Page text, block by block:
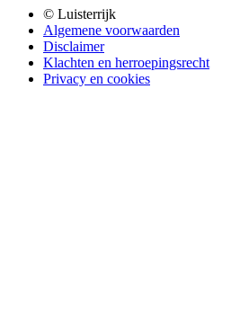
© Luisterrijk
Algemene voorwaarden
Disclaimer
Klachten en herroepingsrecht
Privacy en cookies